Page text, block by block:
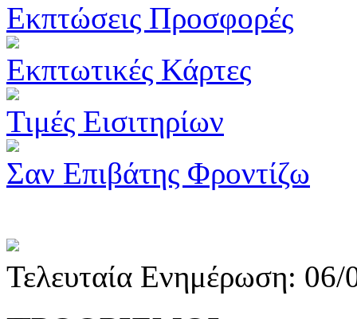
Εκπτώσεις Προσφορές
Εκπτωτικές Κάρτες
Τιμές Εισιτηρίων
Σαν Επιβάτης Φροντίζω
Τελευταία Ενημέρωση: